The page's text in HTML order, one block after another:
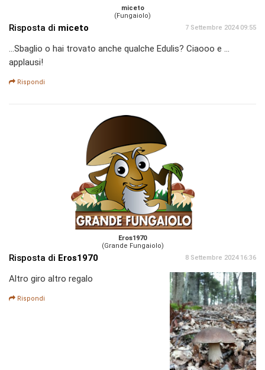
miceto
(Fungaiolo)
Risposta di miceto 7 Settembre 2024 09:55
...Sbaglio o hai trovato anche qualche Edulis? Ciaooo e ...
applausi!
Rispondi
Eros1970
(Grande Fungaiolo)
Risposta di Eros1970 8 Settembre 2024 16:36
Altro giro altro regalo
Rispondi